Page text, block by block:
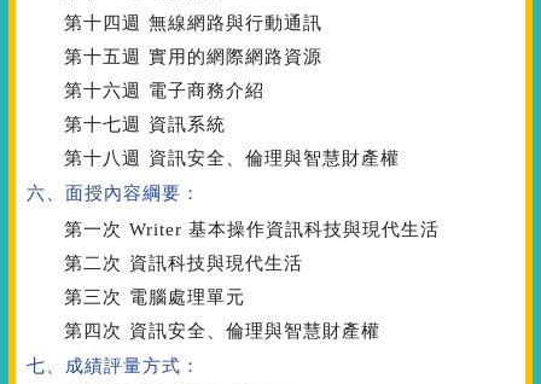
第十四週
無線網路與行動通訊
第十五週
實用的網際網路資源
第十六週
電子商務介紹
第十七週
資訊系統
第十八週
資訊安全、倫理與智慧財產權
六、面授內容綱要：
第一次 Writer 基本操作資訊科技與現代生活
第二次 資訊科技與現代生活
第三次 電腦處理單元
第四次 資訊安全、倫理與智慧財產權
七、成績評量方式：